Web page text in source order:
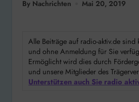
By Nachrichten Mai 20, 2019
Alle Beiträge auf radio-aktiv.de
und ohne Anmeldung für Sie
Ermöglicht wird dies durch
und unsere Mitglieder des
Unterstützen auch Sie radio